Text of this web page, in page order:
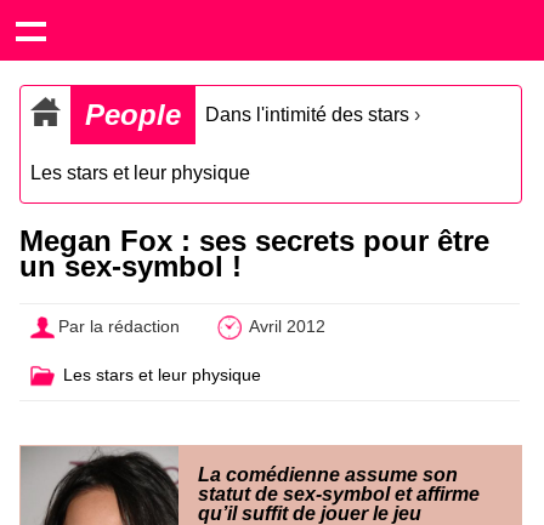
People Dans l'intimité des stars ›
Les stars et leur physique
Megan Fox : ses secrets pour être
un sex-symbol !
Par la rédaction Avril 2012
Les stars et leur physique
La comédienne assume son
statut de sex-symbol et affirme
qu’il suffit de jouer le jeu